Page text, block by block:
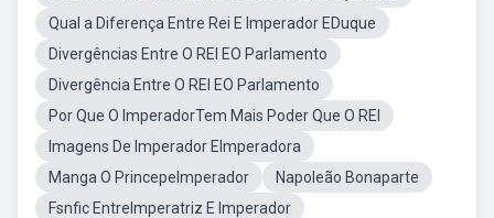
Qual a Diferença Entre Rei E Imperador EDuque
Divergências Entre O REI EO Parlamento
Divergência Entre O REI EO Parlamento
Por Que O ImperadorTem Mais Poder Que O REI
Imagens De Imperador EImperadora
Manga O PrincepeImperador
Napoleão Bonaparte
Fsnfic EntreImperatriz E Imperador